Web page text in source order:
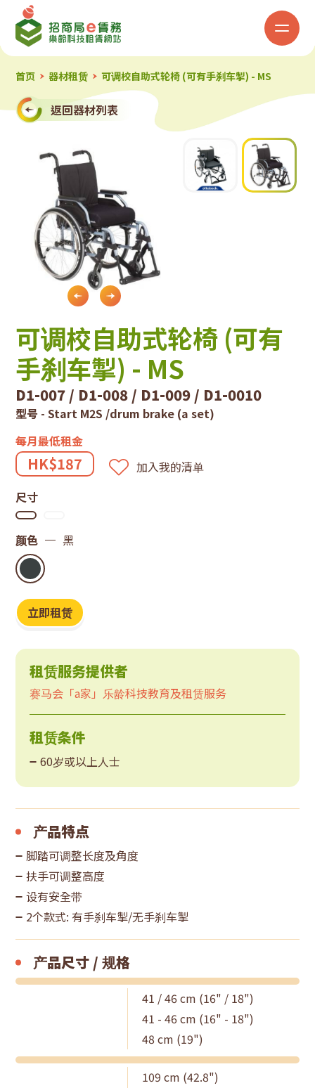
招
商
局
「e
务」
技
租
赁
系
统
首页 器材租赁 可调校自助式轮椅 (可有手刹车掣) - MS
返回器材列表
Slide 2 of 2.
可调校自助式轮椅 (可有
手刹车掣) - MS
D1-007 / D1-008 / D1-009 / D1-0010
型号 - Start M2S /drum brake (a set)
每月最低租金
HK$187
加入我的清单
尺寸
颜色 黑
立即租赁
租赁服务提供者
赛马会「a家」乐龄科技教育及租赁服务
租赁条件
60岁或以上人士
产品特点
脚踏可调整长度及角度
扶手可调整高度
设有安全带
2个款式: 有手刹车掣/无手刹车掣
产品尺寸 / 规格
41 / 46 cm (16" / 18")
41 - 46 cm (16" - 18")
48 cm (19")
109 cm (42.8")